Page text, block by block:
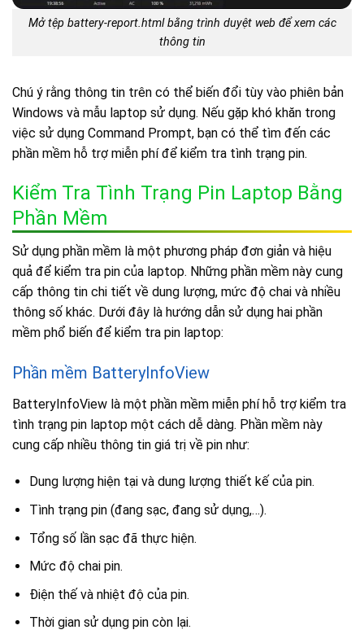
Mở tệp battery-report.html bằng trình duyệt web để xem các
thông tin
Chú ý rằng thông tin trên có thể biến đổi tùy vào phiên bản
Windows và mẫu laptop sử dụng. Nếu gặp khó khăn trong
việc sử dụng Command Prompt, bạn có thể tìm đến các
phần mềm hỗ trợ miễn phí để kiểm tra tình trạng pin.
Kiểm Tra Tình Trạng Pin Laptop Bằng
Phần Mềm
Sử dụng phần mềm là một phương pháp đơn giản và hiệu
quả để kiểm tra pin của laptop. Những phần mềm này cung
cấp thông tin chi tiết về dung lượng, mức độ chai và nhiều
thông số khác. Dưới đây là hướng dẫn sử dụng hai phần
mềm phổ biến để kiểm tra pin laptop:
Phần mềm BatteryInfoView
BatteryInfoView là một phần mềm miễn phí hỗ trợ kiểm tra
tình trạng pin laptop một cách dễ dàng. Phần mềm này
cung cấp nhiều thông tin giá trị về pin như:
Dung lượng hiện tại và dung lượng thiết kế của pin.
Tình trạng pin (đang sạc, đang sử dụng,…).
Tổng số lần sạc đã thực hiện.
Mức độ chai pin.
Điện thế và nhiệt độ của pin.
Thời gian sử dụng pin còn lại.